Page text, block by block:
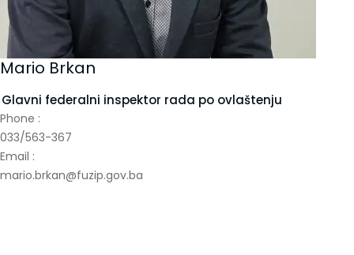
Mario Brkan
Glavni federalni inspektor rada po ovlaštenju
Phone :
033/563-367
Email :
mario.brkan@fuzip.gov.ba